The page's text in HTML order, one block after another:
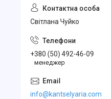
Свiтлана Чуйко
+380 (50) 492-46-09
менеджер
info@kantselyaria.com